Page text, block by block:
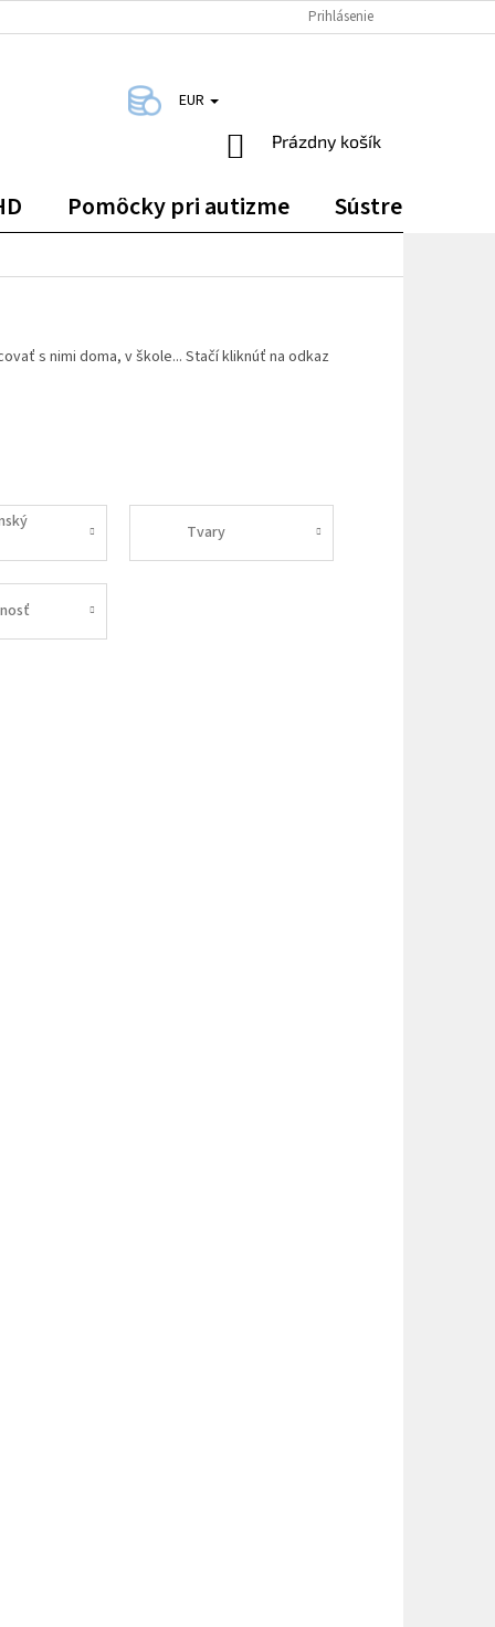
Prihlásenie
EUR
NÁKUPNÝ
Prázdny košík
Pomôcky pri autizme Sústredenie
s nimi doma, v škole... Stačí kliknúť na odkaz
Tvary